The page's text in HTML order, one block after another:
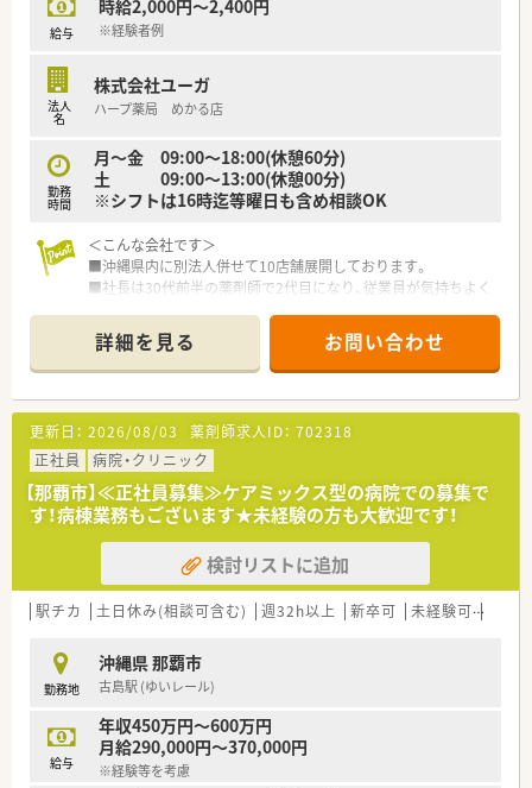
給与
時給2,000円～2,400円
※経験者例
法人
名
株式会社ユーガ
ハープ薬局 めかる店
勤務
時間
月～金 09:00～18:00(休憩60分)
土 09:00～13:00(休憩00分)
※シフトは16時迄等曜日も含め相談OK
＜こんな会社です＞
■沖縄県内に別法人併せて10店舗展開しております。
■社長は30代前半の薬剤師で2代目になり、従業員が気持ちよく
す。
■社員の8割は女性で、産休・育休制度の取得実績や時短復帰実
績が多数あり、女性が働きやすい環境が整っています。
■会社としてのかかりつけのノルマが無く、残業は月5時間もな
い店舗が多いため、プライベートと仕事が両立できる職場です。
■沖縄県外からの移住で就業している方も多数おりますので、県
外の方も大歓迎です。
■1年に1店舗を目指し新店計画があり、今後も成長続けていく
勢いのある会社です。
■ご経験はもちろんですが、協調性のある方やコミュニケーショ
ン力の高いお人柄の方を重視されて採用されています。
■薬剤師の職能向上のために、薬剤師会での集団研修や、eラー
ニング研修を推奨しておりそれぞれが時間を有効活用しながら、
勉強できる環境を整えています。
■新年会や忘年会などを実施し社内の交流やコミュニケーショ
ンの機会を設けています。
詳細を見る お問い合わせ
更新日： 2026/08/03 薬剤師求人ID： 702318
正社員
病院・クリニック
【那覇市】≪正社員募集≫ケアミックス型の病院での募集で
す！病棟業務もございます★未経験の方も大歓迎です！
検討リストに追加
駅チカ 土日休み(相談可含む) 週32h以上 新卒可 未経験可
勤務地
沖縄県 那覇市
古島駅 (ゆいレール)
給与
年収450万円～600万円
月給290,000円～370,000円
※経験等を考慮